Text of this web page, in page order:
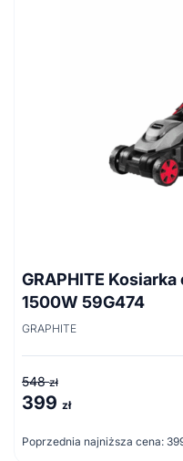
GRAPHITE
1500W 59G474
GRAPHITE
548zł
Pierwotna
wynosiła:
399 zł
Aktualna
wynosi:
Poprzednia najniższa cena: